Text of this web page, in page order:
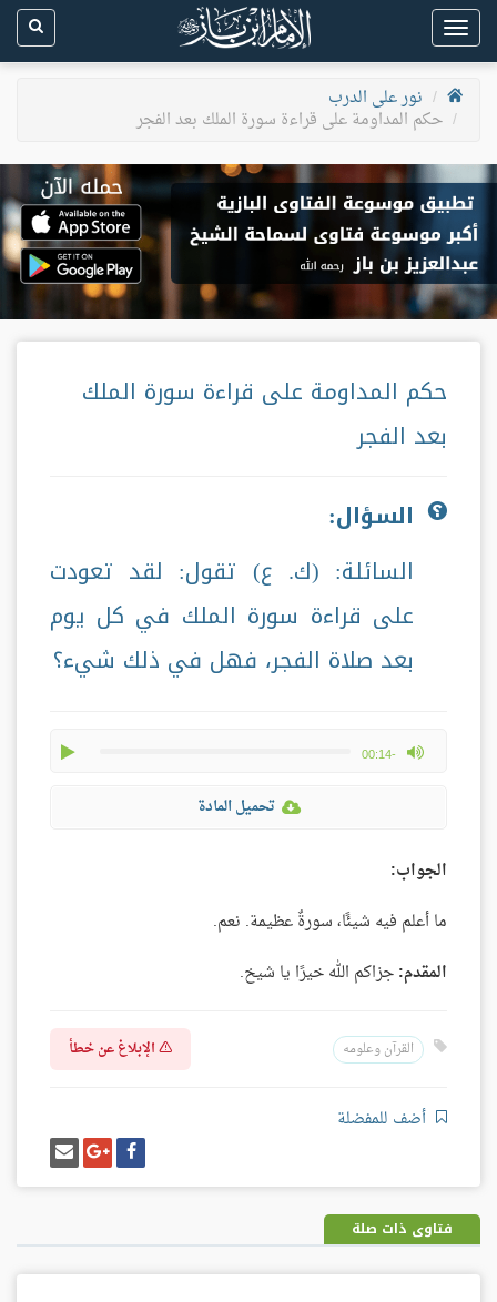
Toggle
navigation
نور على الدرب
حكم المداومة على قراءة سورة الملك بعد الفجر
حكم المداومة على قراءة سورة الملك
بعد الفجر
السؤال:
السائلة: (ك. ع) تقول: لقد تعودت
على قراءة سورة الملك في كل يوم
بعد صلاة الفجر، فهل في ذلك شيء؟
-00:14
max volume
تحميل المادة
الجواب:
ما أعلم فيه شيئًا، سورةٌ عظيمة. نعم.
المقدم:جزاكم الله خيرًا يا شيخ.
القرآن وعلومه الإبلاغ عن خطأ
أضف للمفضلة
شارك
على
فيسبوك
شارك
على
غوغل
بلس
إرسل
إيميل
فتاوى ذات صلة